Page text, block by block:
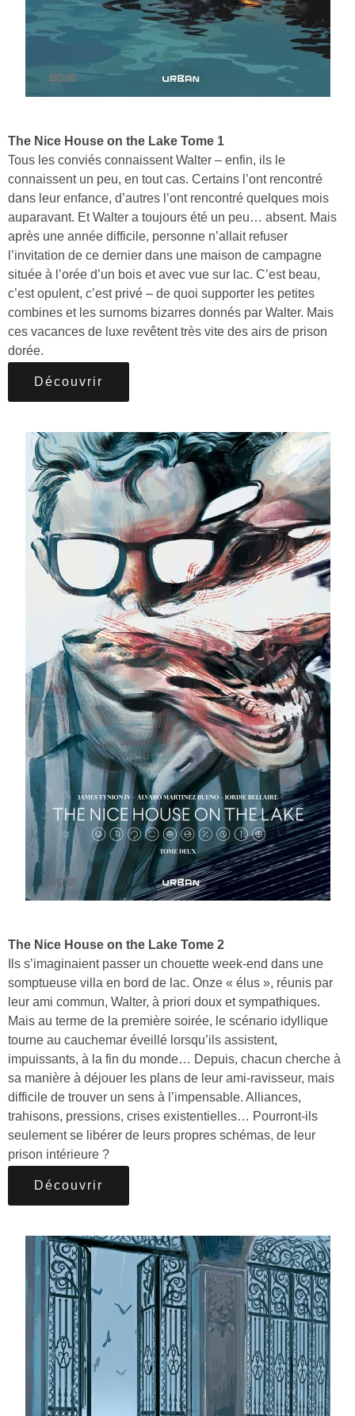
The Nice House on the Lake Tome 1
Tous les conviés connaissent Walter – enfin, ils le
connaissent un peu, en tout cas. Certains l’ont rencontré
dans leur enfance, d’autres l’ont rencontré quelques mois
auparavant. Et Walter a toujours été un peu… absent. Mais
après une année difficile, personne n’allait refuser
l’invitation de ce dernier dans une maison de campagne
située à l’orée d’un bois et avec vue sur lac. C’est beau,
c’est opulent, c’est privé – de quoi supporter les petites
combines et les surnoms bizarres donnés par Walter. Mais
ces vacances de luxe revêtent très vite des airs de prison
dorée.
Découvrir
The Nice House on the Lake Tome 2
Ils s’imaginaient passer un chouette week-end dans une
somptueuse villa en bord de lac. Onze « élus », réunis par
leur ami commun, Walter, à priori doux et sympathiques.
Mais au terme de la première soirée, le scénario idyllique
tourne au cauchemar éveillé lorsqu’ils assistent,
impuissants, à la fin du monde… Depuis, chacun cherche à
sa manière à déjouer les plans de leur ami-ravisseur, mais
difficile de trouver un sens à l’impensable. Alliances,
trahisons, pressions, crises existentielles… Pourront-ils
seulement se libérer de leurs propres schémas, de leur
prison intérieure ?
Découvrir